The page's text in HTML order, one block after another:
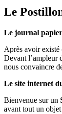
Le
Le journal
Après avoir existé
Devant l’ampleur
nous convaincre
Le site internet
Bienvenue sur un
avant tout un objet